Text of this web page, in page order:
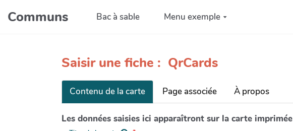
Aller au contenu principal
Communs Bac à sable Menu exemple
Saisir une fiche : QrCards
Contenu de la carte Page associée À propos
Les données saisies ici apparaîtront sur la carte